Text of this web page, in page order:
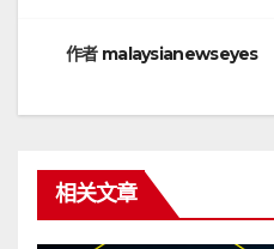
作者 malaysianewseyes
相关文章